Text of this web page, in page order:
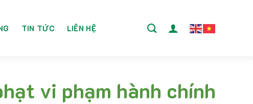
TIN TỨC LIÊN HỆ
vi phạm hành chính